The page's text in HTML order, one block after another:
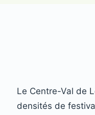
Le Centre-Val de
densités de